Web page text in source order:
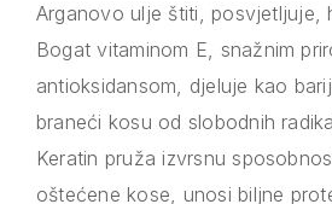
Arganovo ulje štiti, posvjetljuje,
Bogat vitaminom E, snažnim
antioksidansom, djeluje kao
braneći kosu od slobodnih
Keratin pruža izvrsnu
oštećene kose, unosi biljne